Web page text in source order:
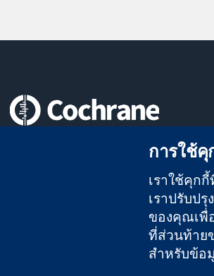
The Cochrane Collaboration เป็นองค์กรก
สงวนลิขสิทธิ์ © 2026 The Cochrane
การใช้คุ
เราใช้คุก
เราปรับป
ของคุณเพื่
ที่ส่วนท้าย
สำหรับข้อ